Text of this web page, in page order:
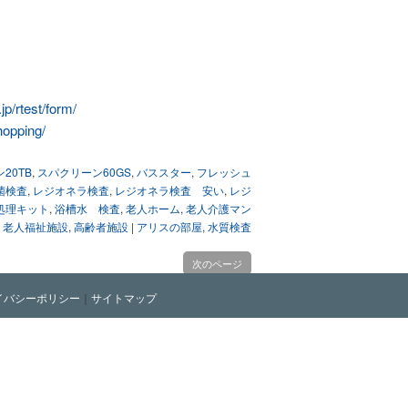
rtest/form/
20TB, スパクリーン60GS, バススター, フレッシュ
検査, レジオネラ検査, レジオネラ検査 安い, レジ
理キット , 浴槽水 検査, 老人ホーム, 老人介護マン
老人福祉施設, 高齢者施設 | アリスの部屋, 水質検査
次のページ
バシーポリシー ｜ サイトマップ